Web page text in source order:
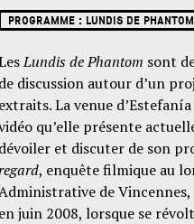
PROGRAMME : LUNDIS DE PHANTOM
Lundis de Phantom sont
de discussion autour d’un
extraits. La venue
qu’elle présente
dévoiler et discuter de son
, enquête filmique au
de
en juin 2008, lorsque se